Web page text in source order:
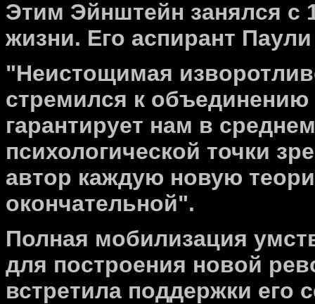
Этим Эйнштейн занялся с
жизни. Его аспирант
"Неистощимая
стремился к объединению
гарантирует нам в
психологической точки
автор каждую новую
окончательной".
Полная мобилизация
для построения новой
встретила поддержки его